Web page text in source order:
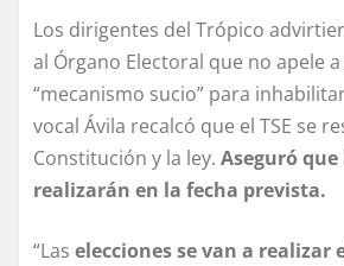
Los dirigentes del Trópico
al Órgano Electoral que no apele
“mecanismo sucio” para
vocal Ávila recalcó que el TSE se
Constitución y la ley. Aseguró que
realizarán en la fecha prevista.
“Las elecciones se van a realizar